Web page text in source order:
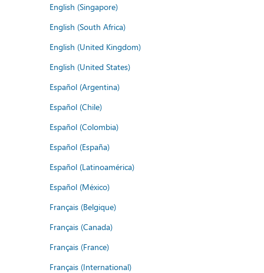
English (Singapore)
English (South Africa)
English (United Kingdom)
English (United States)
Español (Argentina)
Español (Chile)
Español (Colombia)
Español (España)
Español (Latinoamérica)
Español (México)
Français (Belgique)
Français (Canada)
Français (France)
Français (International)